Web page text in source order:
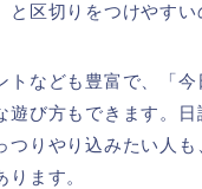
と区切りをつけやすい
トなども豊富で、「
遊び方もできます。日
つりやり込みたい人も
ます。